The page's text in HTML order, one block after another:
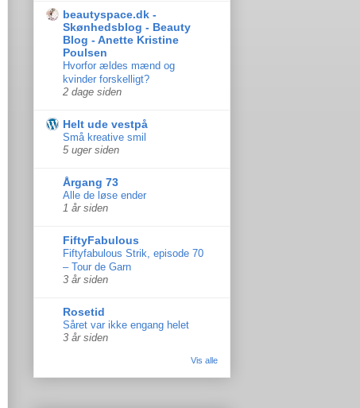
beautyspace.dk -
Skønhedsblog - Beauty
Blog - Anette Kristine
Poulsen
Hvorfor ældes mænd og
kvinder forskelligt?
2 dage siden
Helt ude vestpå
Små kreative smil
5 uger siden
Årgang 73
Alle de løse ender
1 år siden
FiftyFabulous
Fiftyfabulous Strik, episode 70
– Tour de Garn
3 år siden
Rosetid
Såret var ikke engang helet
3 år siden
Vis alle